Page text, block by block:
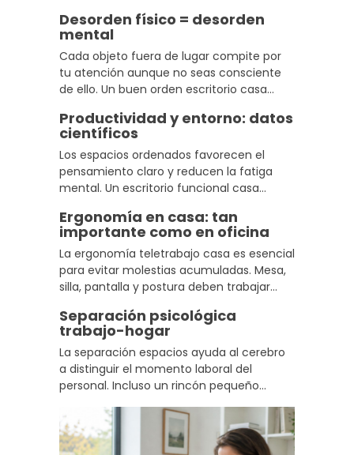
condiciona tu concentración desde que
te sientas.
Desorden físico = desorden
mental
Cada objeto fuera de lugar compite por
tu atención aunque no seas consciente
de ello. Un buen orden escritorio casa
productividad teletrabajo de forma
inmediata, sin necesidad de grandes
cambios.
Productividad y entorno: datos
científicos
Los espacios ordenados favorecen el
pensamiento claro y reducen la fatiga
mental. Un escritorio funcional casa
mantener la concentración más tiempo,
algo que se nota especialmente en
jornadas largas.
Ergonomía en casa: tan
importante como en oficina
La ergonomía teletrabajo casa es esencial
para evitar molestias acumuladas. Mesa,
silla, pantalla y postura deben trabajar
real. No es un capricho, es una necesidad
si trabajas desde casa con regularidad.
Separación psicológica
trabajo-hogar
La separación espacios ayuda al cerebro
a distinguir el momento laboral del
personal. Incluso un rincón pequeño
para trabajar. Esa asociación repetida es
más poderosa de lo que parece.